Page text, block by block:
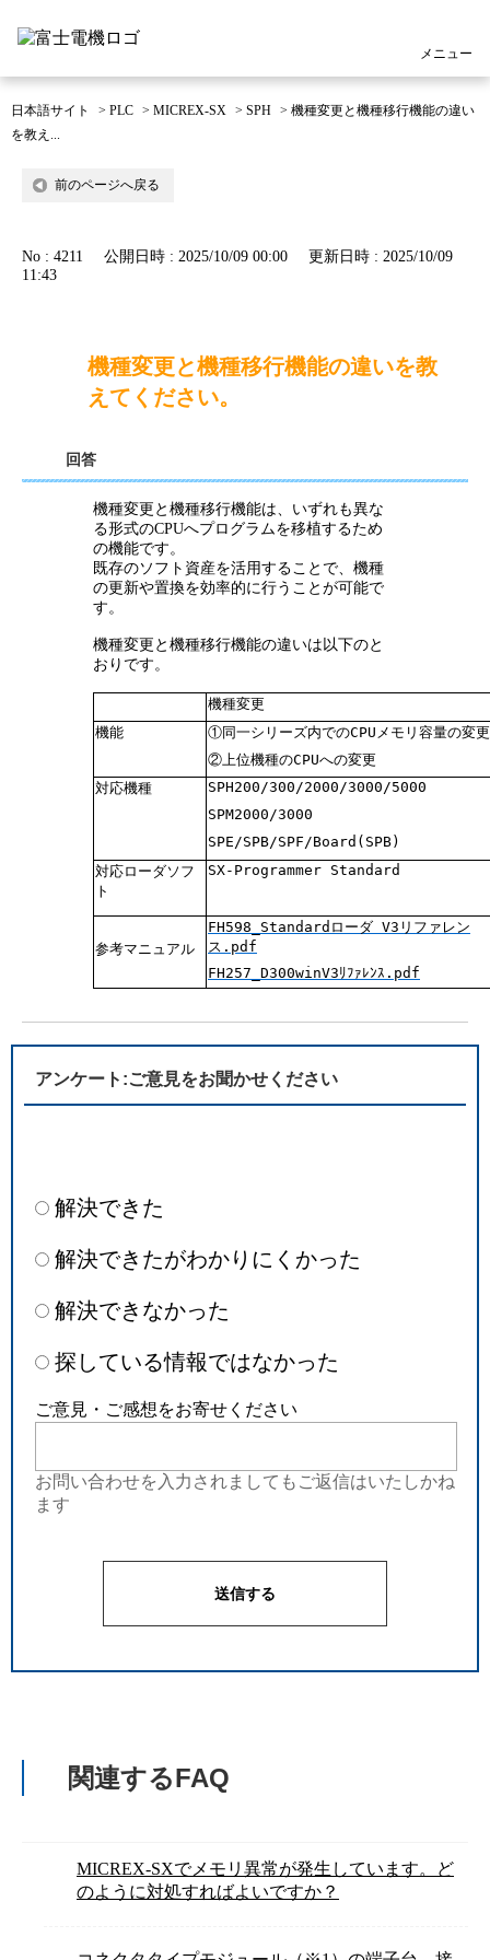
メニュー
日本語サイト > PLC > MICREX-SX > SPH > 機種変更と機種移行機能の違い
を教え...
前のページへ戻る
No : 4211 公開日時 : 2025/10/09 00:00
更新日時 : 2025/10/09
11:43
機種変更と機種移行機能の違いを教
えてください。
回答
機種変更と機種移行機能は、いずれも異な
る形式のCPUへプログラムを移植するため
の機能です。
既存のソフト資産を活用することで、機種
の更新や置換を効率的に行うことが可能で
す。
機種変更と機種移行機能の違いは以下のと
おりです。
機種変更
機能
①同一シリーズ内でのCPUメモリ容量の変更
②上位機種のCPUへの変更
対応機種
SPH200/300/2000/3000/5000
SPM2000/3000
SPE/SPB/SPF/Board(SPB)
対応ローダソフ
ト
SX-Programmer Standard
参考マニュアル
FH598_Standardローダ V3リファレン
ス.pdf
FH257_D300winV3ﾘﾌｧﾚﾝｽ.pdf
アンケート:ご意見をお聞かせください
解決できた
解決できたがわかりにくかった
解決できなかった
探している情報ではなかった
ご意見・ご感想をお寄せください
お問い合わせを入力されましてもご返信はいたしかね
ます
関連するFAQ
MICREX-SXでメモリ異常が発生しています。ど
のように対処すればよいですか？